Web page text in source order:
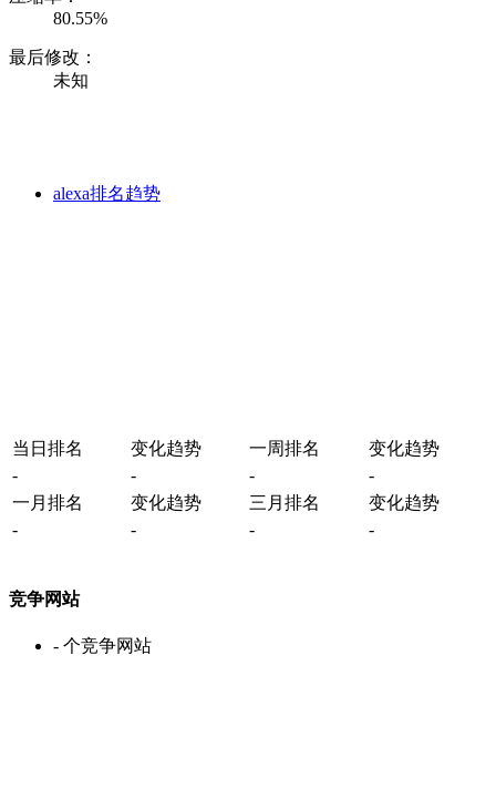
80.55%
最后修改：
未知
alexa排名趋势
当日排名 变化趋势 一周排名
变化趋势
-
- -
-
一月排名
变化趋势 三月排名
变化趋势
-
- - -
竞争网站
- 个竞争网站